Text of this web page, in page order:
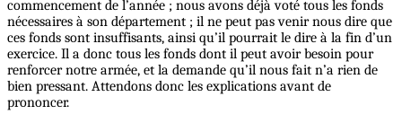
commencement de l’année ; nous avons déjà voté tous les fonds
nécessaires à son département ; il ne peut pas venir nous dire que
ces fonds sont insuffisants, ainsi qu’il pourrait le dire à la fin d’un
exercice. Il a donc tous les fonds dont il peut avoir besoin pour
renforcer notre armée, et la demande qu’il nous fait n’a rien de
bien pressant. Attendons donc les explications avant de
prononcer.